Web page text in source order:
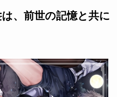
、前世の記憶と共に